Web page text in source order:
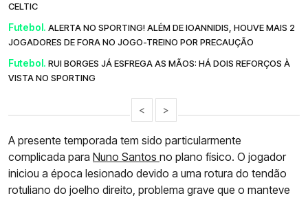
CELTIC
Futebol. ALERTA NO SPORTING! ALÉM DE IOANNIDIS, HOUVE MAIS 2
JOGADORES DE FORA NO JOGO-TREINO POR PRECAUÇÃO
Futebol. RUI BORGES JÁ ESFREGA AS MÃOS: HÁ DOIS REFORÇOS À
VISTA NO SPORTING
< >
A presente temporada tem sido particularmente
complicada para Nuno Santos no plano físico. O jogador
iniciou a época lesionado devido a uma rotura do tendão
rotuliano do joelho direito, problema grave que o manteve